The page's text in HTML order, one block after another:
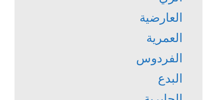
العارضية
العمرية
الفردوس
البدع